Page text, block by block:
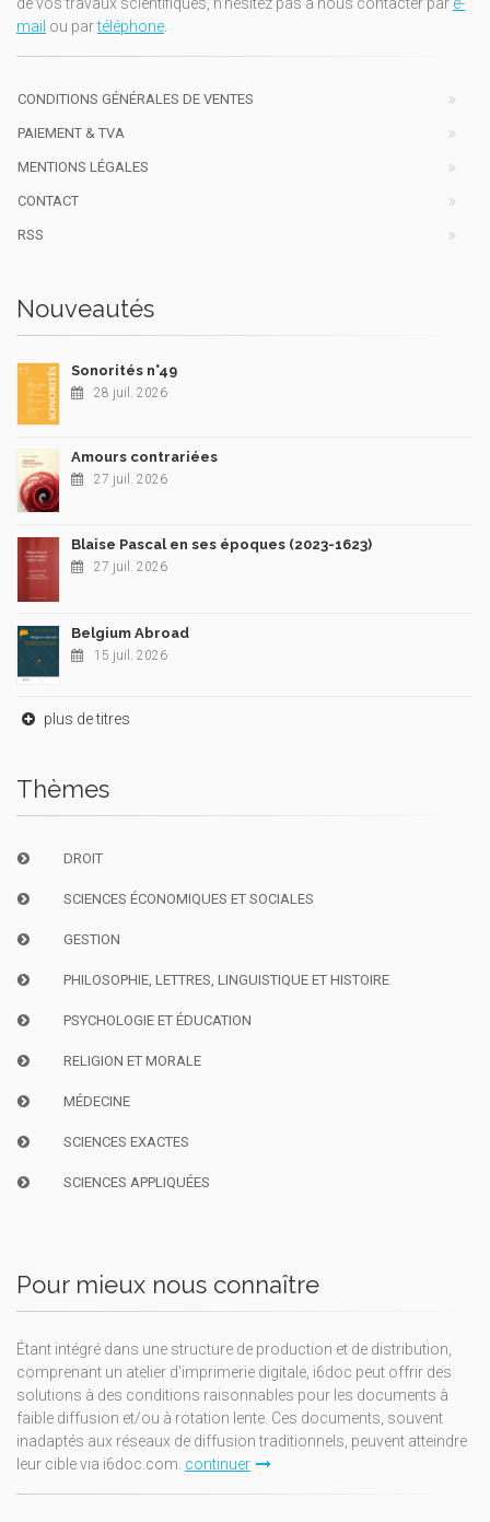
de vos travaux scientifiques, n'hésitez pas à nous contacter par e-
mail ou partéléphone.
CONDITIONS GÉNÉRALES DE VENTES
PAIEMENT & TVA
MENTIONS LÉGALES
CONTACT
RSS
Nouveautés
Sonorités n°49
28 juil. 2026
Amours contrariées
27 juil. 2026
Blaise Pascal en ses époques (2023-1623)
27 juil. 2026
Belgium Abroad
15 juil. 2026
plus de titres
Thèmes
DROIT
SCIENCES ÉCONOMIQUES ET SOCIALES
GESTION
PHILOSOPHIE, LETTRES, LINGUISTIQUE ET HISTOIRE
PSYCHOLOGIE ET ÉDUCATION
RELIGION ET MORALE
MÉDECINE
SCIENCES EXACTES
SCIENCES APPLIQUÉES
Pour mieux nous connaître
Étant intégré dans une structure de production et de distribution,
comprenant un atelier d'imprimerie digitale, i6doc peut offrir des
solutions à des conditions raisonnables pour les documents à
faible diffusion et/ou à rotation lente. Ces documents, souvent
inadaptés aux réseaux de diffusion traditionnels, peuvent atteindre
leur cible via i6doc.com. continuer